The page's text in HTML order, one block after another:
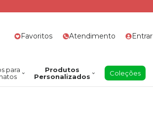
Favoritos Atendimento Entrar
para
Produtos
Personalizados
Coleções